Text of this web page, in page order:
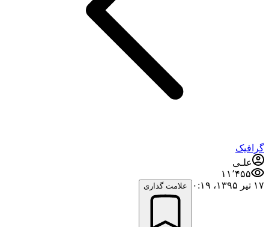
گرافیک
علـی
۱۱٬۴۵۵
۱۷ تیر ۱۳۹۵،‏ ۰:۱۹
علامت گذاری